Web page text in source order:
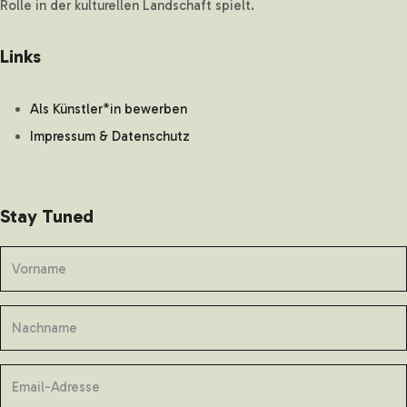
Rolle in der kulturellen Landschaft spielt.
Links
Als Künstler*in bewerben
Impressum & Datenschutz
Stay Tuned